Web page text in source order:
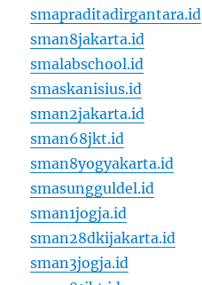
smapraditadirgantara.id
sman8jakarta.id
smalabschool.id
smaskanisius.id
sman2jakarta.id
sman68jkt.id
sman8yogyakarta.id
smasungguldel.id
sman1jogja.id
sman28dkijakarta.id
sman3jogja.id